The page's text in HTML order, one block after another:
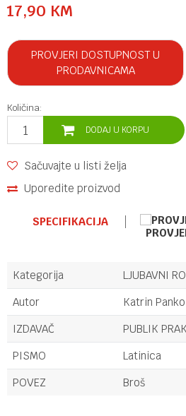
17,90 KM
PROVJERI DOSTUPNOST U
PRODAVNICAMA
Količina:
DODAJ U KORPU
Sačuvajte u listi želja
Uporedite proizvod
SPECIFIKACIJA
Kategorija
LJUBAVNI
Autor
Katrin
IZDAVAČ
PUBLIK
PISMO
Latinica
POVEZ
Broš